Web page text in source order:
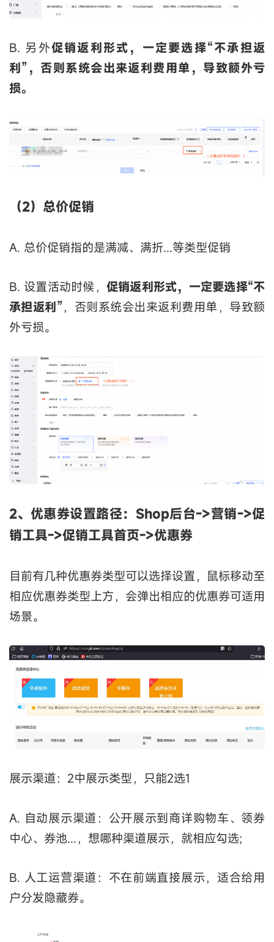
B. 另外促销返利形式，一定要选择“不承担返
利”，否则系统会出来返利费用单，导致额外亏
损。
（2）总价促销
A. 总价促销指的是满减、满折...等类型促销
B. 设置活动时候， 促销返利形式，一定要选择“不
承担返利”，否则系统会出来返利费用单，导致额
外亏损。
2、优惠券设置路径： Shop后台->营销->促
销工具->促销工具首页->优惠券
目前有几种优惠券类型可以选择设置，鼠标移动至
相应优惠券类型上方，会弹出相应的优惠券可适用
场景。
展示渠道：2中展示类型，只能2选1
A. 自动展示渠道：公开展示到商详购物车、领券
中心、券池...，想哪种渠道展示，就相应勾选;
B. 人工运营渠道：不在前端直接展示，适合给用
户分发隐藏券。